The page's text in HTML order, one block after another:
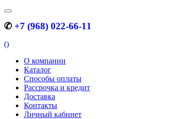
✆ +7 (968) 022-66-11
()
О компании
Каталог
Способы оплаты
Рассрочка и кредит
Доставка
Контакты
Личный кабинет